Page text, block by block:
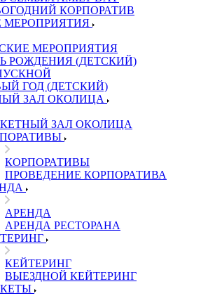
КОРПОРАТИВ
МЕРОПРИЯТИЯ
МЕРОПРИЯТИЯ
РОЖДЕНИЯ (ДЕТСКИЙ)
ГОД (ДЕТСКИЙ)
ЗАЛ ОКОЛИЦА
ЗАЛ ОКОЛИЦА
КОРПОРАТИВЫ
ПРОВЕДЕНИЕ КОРПОРАТИВА
АРЕНДА
АРЕНДА РЕСТОРАНА
КЕЙТЕРИНГ
ВЫЕЗДНОЙ КЕЙТЕРИНГ